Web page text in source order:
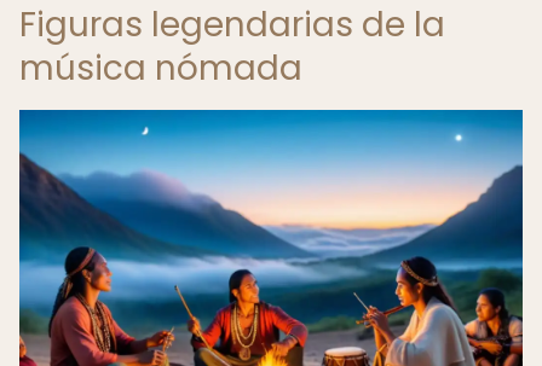
Figuras legendarias de la
música nómada